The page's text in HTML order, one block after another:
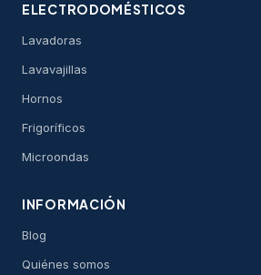
ELECTRODOMÉSTICOS
Lavadoras
Lavavajillas
Hornos
Frigoríficos
Microondas
INFORMACIÓN
Blog
Quiénes somos